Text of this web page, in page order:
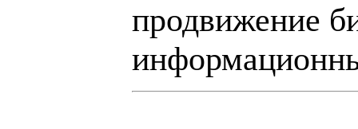
продвижение